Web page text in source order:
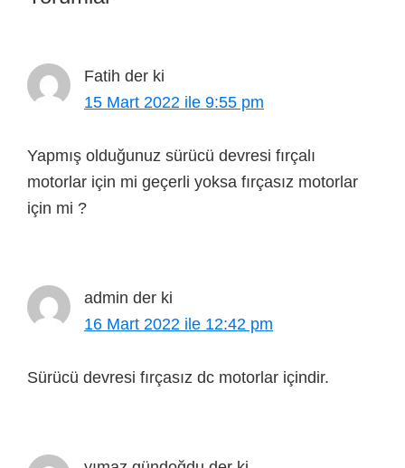
Fatih der ki
15 Mart 2022 ile 9:55 pm
Yapmış olduğunuz sürücü devresi fırçalı
motorlar için mi geçerli yoksa fırçasız motorlar
için mi ?
admin der ki
16 Mart 2022 ile 12:42 pm
Sürücü devresi fırçasız dc motorlar içindir.